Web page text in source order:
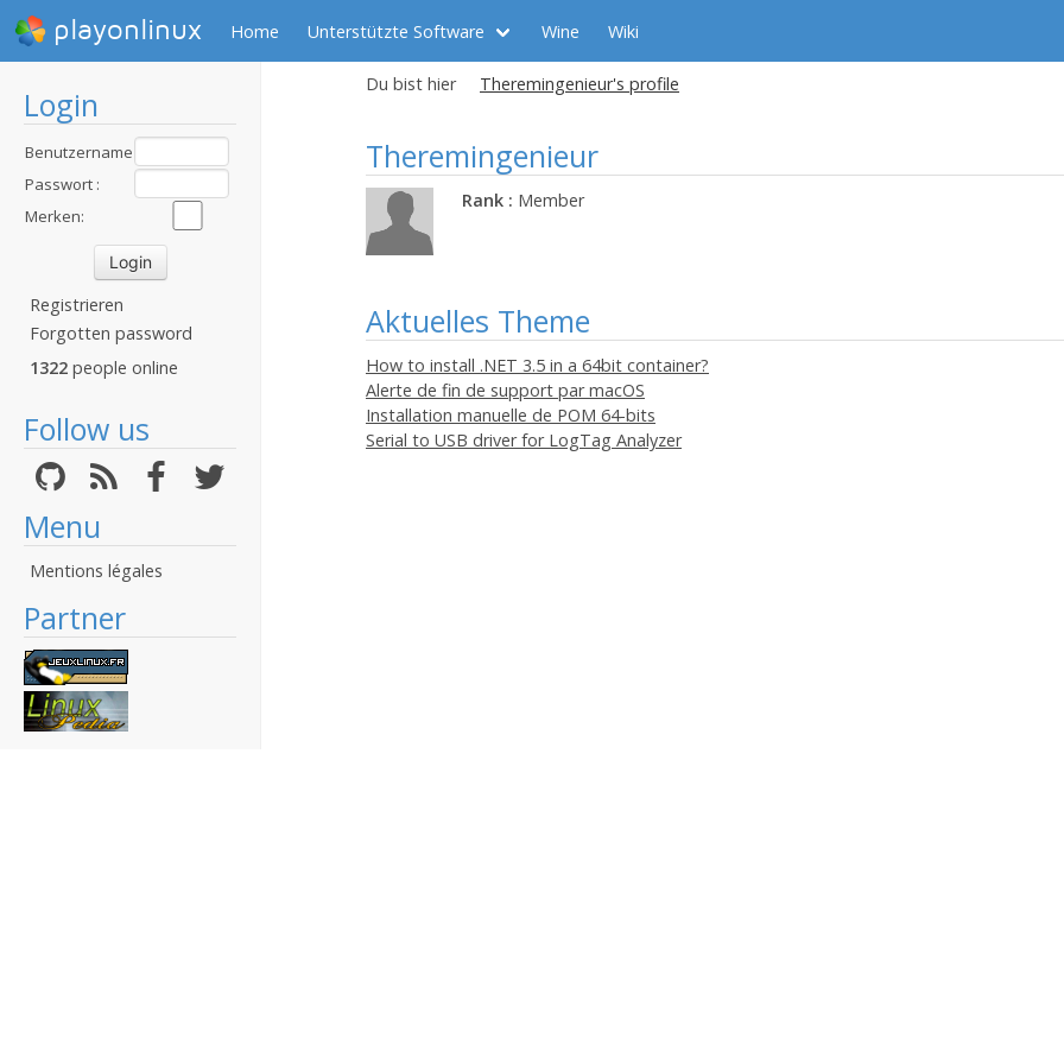
playonlinux Home Unterstützte Software Wine Wiki
Login
Benutzername
:Passwort :
Merken:
Registrieren
Forgotten password
1322 people online
Follow us
Menu
Mentions légales
Partner
Du bist hier Theremingenieur's profile
Theremingenieur
Rank : Member
Aktuelles Theme
How to install .NET 3.5 in a 64bit container?
Alerte de fin de support par macOS
Installation manuelle de POM 64-bits
Serial to USB driver for LogTag Analyzer